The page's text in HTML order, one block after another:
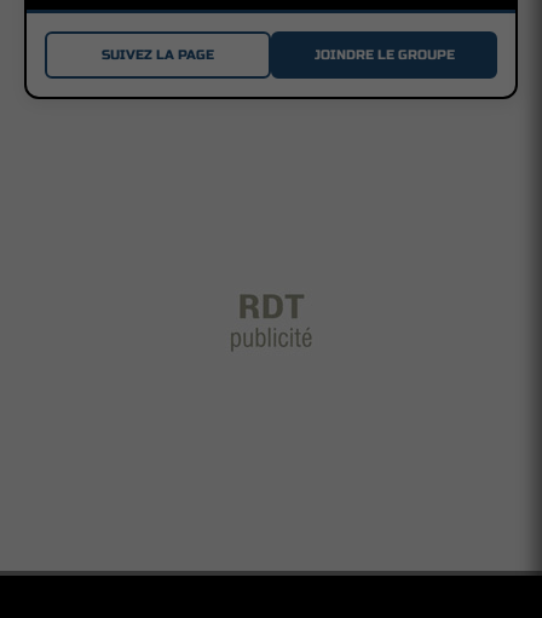
SUIVEZ LA PAGE JOINDRE LE GROUPE